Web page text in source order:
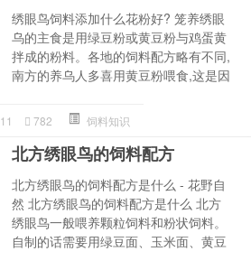
绣眼鸟饲料添加什么花粉好? 笼养绣眼
乌的主食是用绿豆粉或黄豆粉与鸡蛋黄
拌成的粉料。各地的饲料配方略有不同,
南方的养乌人多喜用黄豆粉喂食,这是因
11 782 饲料知识
北方绣眼鸟的饲料配方
北方绣眼鸟的饲料配方是什么 - 花野自
然 北方绣眼鸟的饲料配方是什么 北方
绣眼鸟一般喂养颗粒饲料和粉状饲料。
自制的话需要用绿豆面、玉米面、黄豆